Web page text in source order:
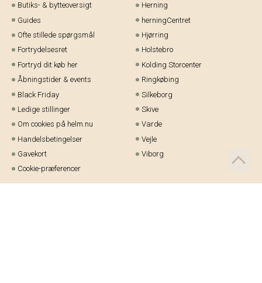
Butiks- & bytteoversigt
Guides
Ofte stillede spørgsmål
Fortrydelsesret
Fortryd dit køb her
Åbningstider & events
Black Friday
Ledige stillinger
Om cookies på helm.nu
Handelsbetingelser
Gavekort
Cookie-præferencer
Herning
herningCentret
Hjørring
Holstebro
Kolding Storcenter
Ringkøbing
Silkeborg
Skive
Varde
Vejle
Viborg